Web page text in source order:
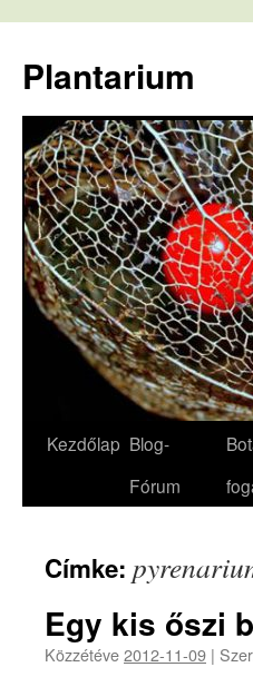
tartalomba
Plantarium
Kezdőlap Blog-
Fórum
Címke:
Egy kis őszi
Közzétéve2012-11-09 |